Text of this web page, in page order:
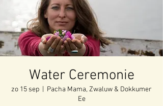
Water Ceremonie
zo 15 sep
Pacha Mama, Zwaluw & Dokkumer
Ee